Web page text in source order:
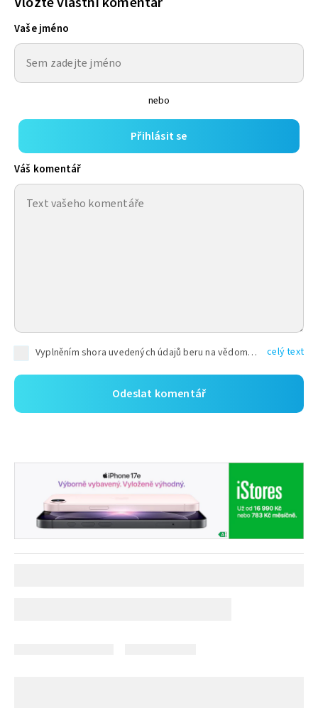
Vaše jméno
nebo
Přihlásit se
Váš komentář
Vyplněním shora uvedených údajů beru na vědomí, že společnost TEXT FACTORY s.r.o., sídlem Brno, Durďákova 336/29, Černá Pole, PSČ: 613 00, IČ: 06157831, zapsané u Krajského soudu v Brně, oddíl C, vložka 100399, bude zpracovávat mé osobní údaje uvedené v rámci mnou vyplněného registračního formuláře na základě oprávněných zájmů TEXT FACTORY s.r.o. dle čl. 6 odst. 1 písm. f) GDPR a pro splnění právních povinností (čl. 6 odst. 1 písm. c) GDPR), a to pro tyto účely: nezbytnost zajistit oprávnění návštěvníka webových stránek provozovaných společností TEXT FACTORY s.r.o. přispívat aktivně ke zveřejněným článkům nebo v rámci diskusních fór a výkon práv TEXT FACTORY s.r.o. jako administrátora těchto diskusních fór. Více informací o zpracování osobních údajů a právech lze nalézt v celý text